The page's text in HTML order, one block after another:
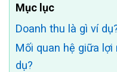
Mục lục
Doanh thu là gì ví
Mối quan hệ giữa
dụ?